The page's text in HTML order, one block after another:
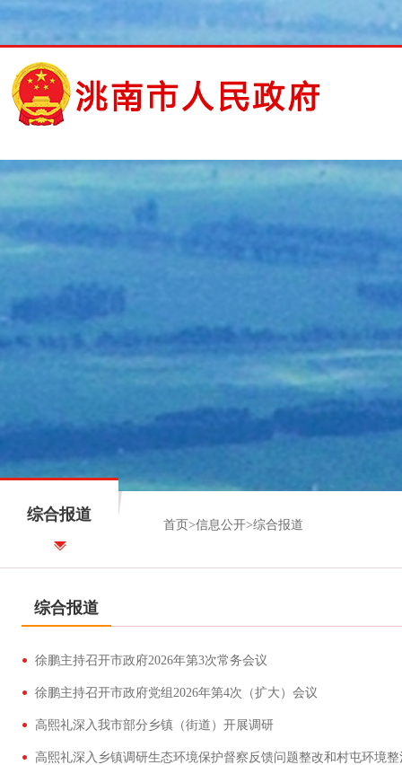
综合报道
首页 >信息公开>综合报道
综合报道
徐鹏主持召开市政府2026年第3次常务会议
徐鹏主持召开市政府党组2026年第4次（扩大）会议
高熙礼深入我市部分乡镇（街道）开展调研
高熙礼深入乡镇调研生态环境保护督察反馈问题整改和村屯环境